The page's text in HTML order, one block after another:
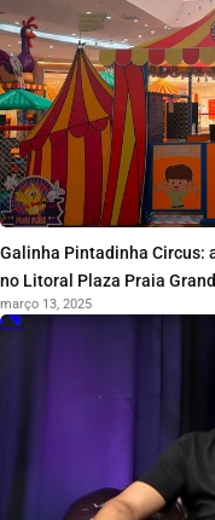
Galinha Pintadinha Circus:
no Litoral Plaza Praia
março 13, 2025